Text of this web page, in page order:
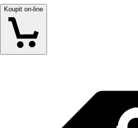
Koupit on-line